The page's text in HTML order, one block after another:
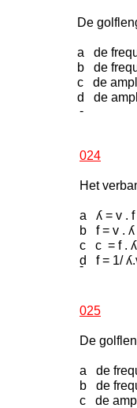
De
a de
b de
c de
d de
-
024
Het
a ʎ = v . f
b f = v . ʎ
c c = f . ʎ
d f = 1/
-
025
De
a de
b de
c de